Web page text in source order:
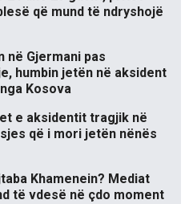
që mund të ndryshojë
në Gjermani pas
humbin jetën në aksident
Kosova
e aksidentit tragjik në
që i mori jetën nënës
Khamenein? Mediat
të vdesë në çdo moment